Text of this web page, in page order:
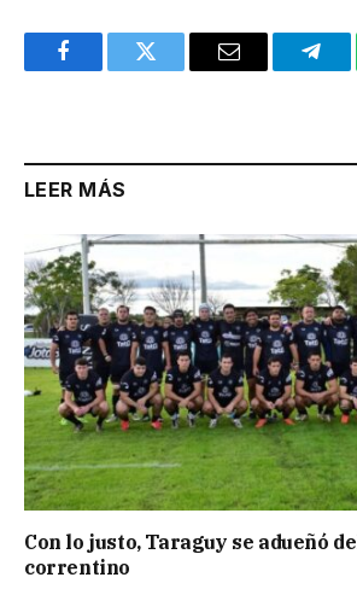
FacebookTwitter Email
LEER MÁS
Con lo justo, Taraguy se adueñó
correntino